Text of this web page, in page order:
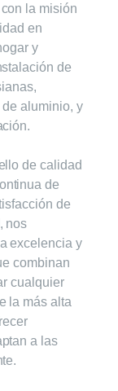
la misión
en
y
de
aluminio, y
de calidad
de
de
, nos
excelencia y
combinan
cualquier
la más alta
a las